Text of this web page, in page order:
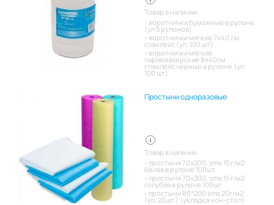
Товар в наличии:
воротнички бумажные в рулоне
(уп 5 рулонов)
воротнички мягкие 7х40 см
спанлейс (уп. 100 шт)
воротнички мягкие
парикмахерские 8х40см
спанлейс черные в рулоне (уп.
100 шт)
Простыни одноразовые
Товар в наличии:
простыня 70х200, sms 15 г/м2
белая в рулоне 100шт
простыня 70х200, sms 15 г/м2
голубая в рулоне 100шт
простыни 80*200 sms 20г/м2
(уп. 20шт.) (укладка нон-стоп)